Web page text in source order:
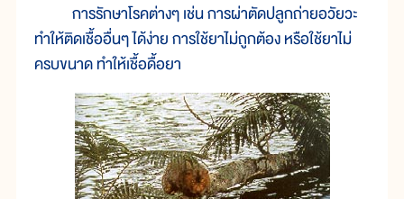
การรักษาโรคต่างๆ เช่น การผ่าตัดปลูกถ่ายอวัยวะ
ทำให้ติดเชื้ออื่นๆ ได้ง่าย การใช้ยาไม่ถูกต้อง หรือใช้ยาไม่
ครบขนาด ทำให้เชื้อดื้อยา